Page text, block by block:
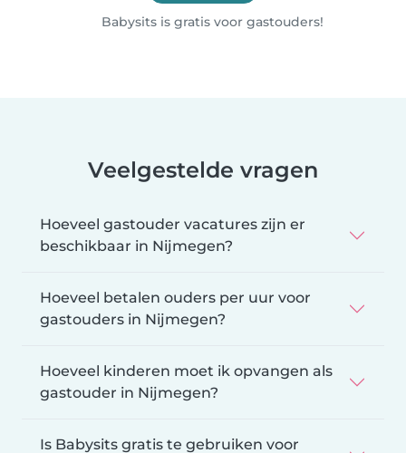
Babysits is gratis voor gastouders!
Veelgestelde vragen
Hoeveel gastouder vacatures zijn er
beschikbaar in Nijmegen?
Hoeveel betalen ouders per uur voor
gastouders in Nijmegen?
Hoeveel kinderen moet ik opvangen als
gastouder in Nijmegen?
Is Babysits gratis te gebruiken voor